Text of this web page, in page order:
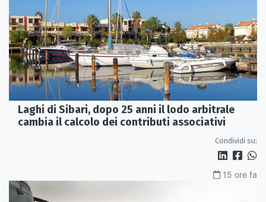
Laghi di Sibari, dopo 25 anni il lodo arbitrale
cambia il calcolo dei contributi associativi
Condividi su:
15 ore fa